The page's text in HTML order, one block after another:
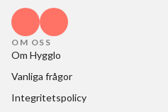
OM OSS
Om Hygglo
Vanliga frågor
Integritetspolicy